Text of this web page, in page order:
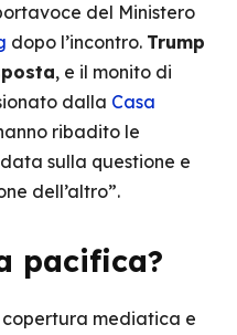
del Ministero
dopo l’incontro. Trump
, e il monito di
dalla Casa
ribadito le
sulla questione e
dell’altro”.
pacifica?
mediatica e